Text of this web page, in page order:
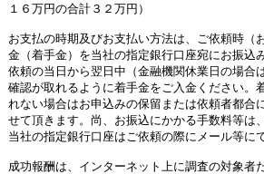
１６万円の合計３２万円）
お支払の時期及びお支払い方法は、ご依頼時（
金（着手金）を当社の指定銀行口座宛にお振込
依頼の当日から翌日中（金融機関休業日の場合
確認が取れるように着手金をご入金ください。
れない場合はお申込みの保留または依頼者都合
せて頂きます。尚、お振込にかかる手数料等は
当社の指定銀行口座はご依頼の際にメール等に
成功報酬は、インターネット上に調査の対象者